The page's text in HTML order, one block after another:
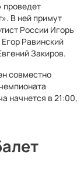
проведет
В ней примут
России Игорь
Равинский
Закиров.
совместно
начнется в 21:00,